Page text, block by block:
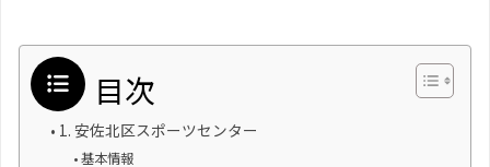
目次
1. 安佐北区スポーツセンター
基本情報